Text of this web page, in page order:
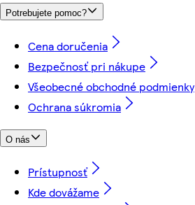
Potrebujete pomoc?
Cena doručenia
Bezpečnosť pri nákupe
Všeobecné obchodné podmienky
Ochrana súkromia
O nás
Prístupnosť
Kde dovážame